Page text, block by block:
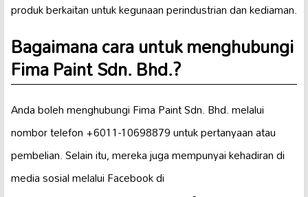
produk berkaitan untuk kegunaan perindustrian dan kediaman.
Bagaimana cara untuk menghubungi
Fima Paint Sdn. Bhd.?
Anda boleh menghubungi Fima Paint Sdn. Bhd. melalui
nombor telefon +6011-10698879 untuk pertanyaan atau
pembelian. Selain itu, mereka juga mempunyai kehadiran di
media sosial melalui Facebook di